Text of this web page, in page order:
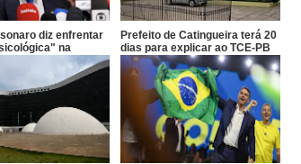
diz enfrentar
na
Prefeito de Catingueira terá 20
dias para explicar ao TCE-PB
terceirização irregular de R$
546 mil